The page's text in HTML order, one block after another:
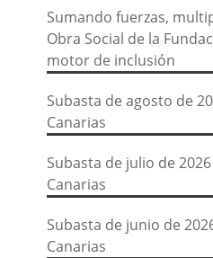
Sumando fuerzas,
Obra Social de la
motor de inclusión
Subasta de agosto de
Canarias
Subasta de julio de
Canarias
Subasta de junio de
Canarias